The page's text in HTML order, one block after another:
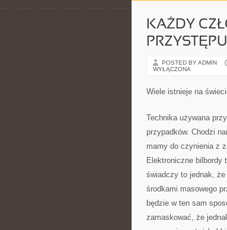
KAŻDY
POSTED BY ADMIN
WYŁĄCZONA
Wiele istnieje na
Technika używana
przypadków. Chodzi
mamy do czynienia z
Elektroniczne bilbordy
świadczy to jednak, że
środkami masowego
będzie w ten sam
zamaskować, że